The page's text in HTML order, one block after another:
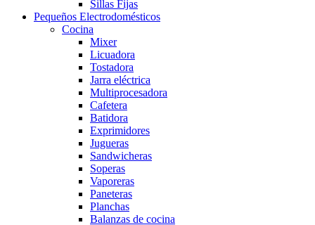
Sillas Fijas
Pequeños Electrodomésticos
Cocina
Mixer
Licuadora
Tostadora
Jarra eléctrica
Multiprocesadora
Cafetera
Batidora
Exprimidores
Jugueras
Sandwicheras
Soperas
Vaporeras
Paneteras
Planchas
Balanzas de cocina